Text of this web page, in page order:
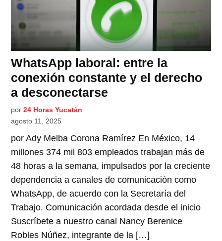
WhatsApp laboral: entre la
conexión constante y el derecho
a desconectarse
por 24 Horas Yucatán
agosto 11, 2025
por Ady Melba Corona Ramírez En México, 14
millones 374 mil 803 empleados trabajan más de
48 horas a la semana, impulsados por la creciente
dependencia a canales de comunicación como
WhatsApp, de acuerdo con la Secretaría del
Trabajo. Comunicación acordada desde el inicio
Suscríbete a nuestro canal Nancy Berenice
Robles Núñez, integrante de la […]